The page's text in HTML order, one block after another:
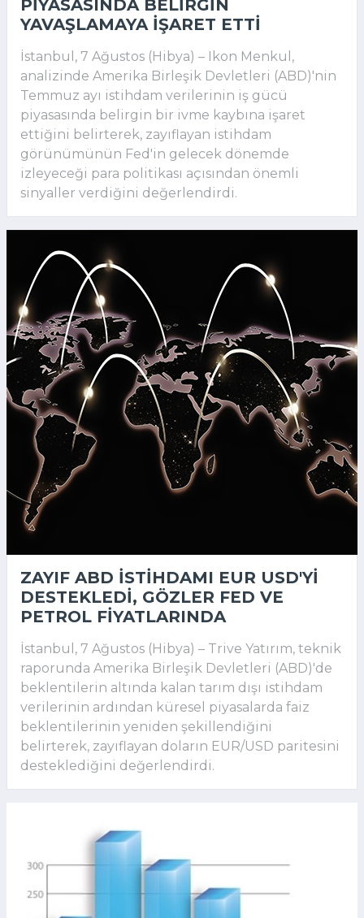
PIYASASINDA BELIRGIN
YAVAŞLAMAYA IŞARET ETTI
İstanbul, 7 Ağustos (Hibya) – Ikon Menkul,
analizinde Amerika Birleşik Devletleri (ABD)'nin
Temmuz ayı istihdam verilerinin iş gücü
piyasasında belirgin bir ivme kaybına işaret
ettiğini belirterek, zayıflayan istihdam
görünümünün Fed'in gelecek dönemde
izleyeceği para politikası açısından önemli
sinyaller verdiğini değerlendirdi.
ZAYIF ABD ISTIHDAMI EUR USD'YI
DESTEKLEDI, GÖZLER FED VE
PETROL FIYATLARINDA
İstanbul, 7 Ağustos (Hibya) – Trive Yatırım, teknik
raporunda Amerika Birleşik Devletleri (ABD)'de
beklentilerin altında kalan tarım dışı istihdam
verilerinin ardından küresel piyasalarda faiz
beklentilerinin yeniden şekillendiğini
belirterek, zayıflayan doların EUR/USD paritesini
desteklediğini değerlendirdi.